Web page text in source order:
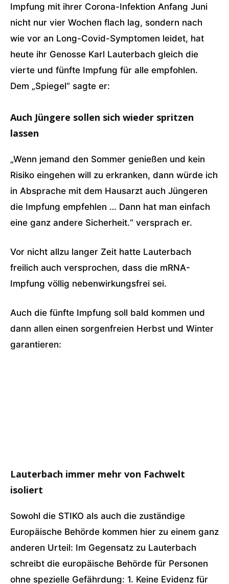
Impfung mit ihrer Corona-Infektion Anfang Juni
nicht nur vier Wochen flach lag, sondern nach
wie vor an Long-Covid-Symptomen leidet, hat
heute ihr Genosse Karl Lauterbach gleich die
vierte und fünfte Impfung für alle empfohlen.
Dem „Spiegel“ sagte er:
Auch Jüngere sollen sich wieder spritzen
lassen
„Wenn jemand den Sommer genießen und kein
Risiko eingehen will zu erkranken, dann würde ich
in Absprache mit dem Hausarzt auch Jüngeren
die Impfung empfehlen … Dann hat man einfach
eine ganz andere Sicherheit.“ versprach er.
Vor nicht allzu langer Zeit hatte Lauterbach
freilich auch versprochen, dass die mRNA-
Impfung völlig nebenwirkungsfrei sei.
Auch die fünfte Impfung soll bald kommen und
dann allen einen sorgenfreien Herbst und Winter
garantieren:
Lauterbach immer mehr von Fachwelt
isoliert
Sowohl die STIKO als auch die zuständige
Europäische Behörde kommen hier zu einem ganz
anderen Urteil: Im Gegensatz zu Lauterbach
schreibt die europäische Behörde für Personen
ohne spezielle Gefährdung: 1. Keine Evidenz für